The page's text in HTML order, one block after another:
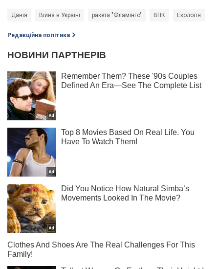
Данія Війна в Україні ракета "Фламінго" ВПК Екологія
Редакційна політика